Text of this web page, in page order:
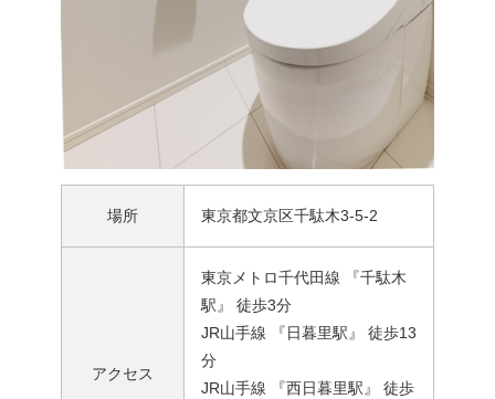
場所 東京都文京区千駄木3-5-2
アクセス
東京メトロ千代田線 『千駄木
駅』 徒歩3分
JR山手線 『日暮里駅』 徒歩13
分
JR山手線 『西日暮里駅』 徒歩